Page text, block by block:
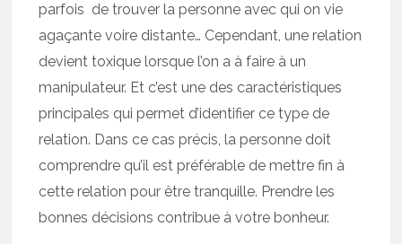
parfois de trouver la personne avec qui on vie
agaçante voire distante… Cependant, une relation
devient toxique lorsque l’on a à faire à un
manipulateur. Et c’est une des caractéristiques
principales qui permet d’identifier ce type de
relation. Dans ce cas précis, la personne doit
comprendre qu’il est préférable de mettre fin à
cette relation pour être tranquille. Prendre les
bonnes décisions contribue à votre bonheur.